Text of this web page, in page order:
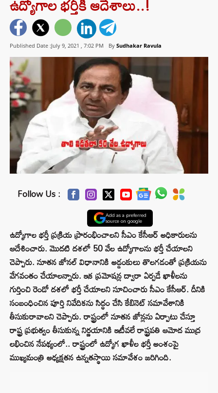
Published Date :July 9, 2021 , 7:02 PM By Sudhakar Ravula
Follow Us :
Add as a preferred
source on google
ఉద్యోగాల భర్తీ ప్రక్రియ ప్రారంభించాలని సీఎం కేసీఆర్‌ అధికారులను
ఆదేశించారు. మొదటి దశలో 50 వేల ఉద్యోగాలను భర్తీ చేయాలని
చెప్పారు. నూతన జోనల్‌ విధానానికి అడ్డంకులు తొలగడంతో ప్రక్రియను
వేగవంతం చేయాలన్నారు. ఇక ప్రమోషన్ల ద్వారా ఏర్పడే ఖాళీలను
గుర్తించి రెండో దశలో భర్తీ చేయాలని సూచించారు సీఎం కేసీఆర్‌. దీనికి
సంబంధించిన పూర్తి నివేదికను సిద్ధం చేసి కేబినెట్‌ సమావేశానికి
తీసుకురావాలని చెప్పారు. రాష్ట్రంలో నూతన జోన్లను ఏర్పాటు చేస్తూ
రాష్ట్ర ప్రభుత్వం తీసుకున్న నిర్ణయానికి ఇటీవలే రాష్ట్రపతి ఆమోద ముద్ర
లభించిన నేపథ్యంలో.. రాష్ట్రంలో ఉద్యోగ ఖాళీల భర్తీ అంశంపై
ముఖ్యమంత్రి అధ్యక్షతన ఉన్నతస్థాయి సమావేశం జరిగింది.